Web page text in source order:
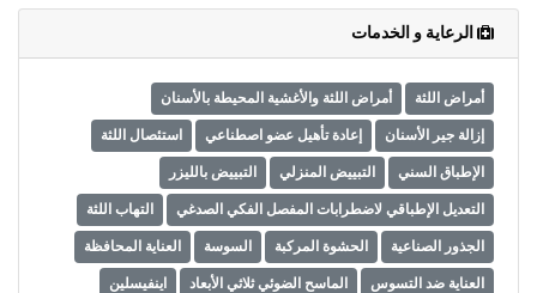
الرعاية و الخدمات
أمراض اللثة أمراض اللثة والأغشية المحيطة بالأسنان
إزالة جير الأسنان إعادة تأهيل عضو اصطناعي استئصال اللثة
الإطباق السني التبييض المنزلي التبييض بالليزر
التعديل الإطباقي لاضطرابات المفصل الفكي الصدغي التهاب اللثة
الجذور الصناعية الحشوة المركبة السوسة العناية المحافظة
العناية ضد التسوس الماسح الضوئي ثلاثي الأبعاد اينفيسلين